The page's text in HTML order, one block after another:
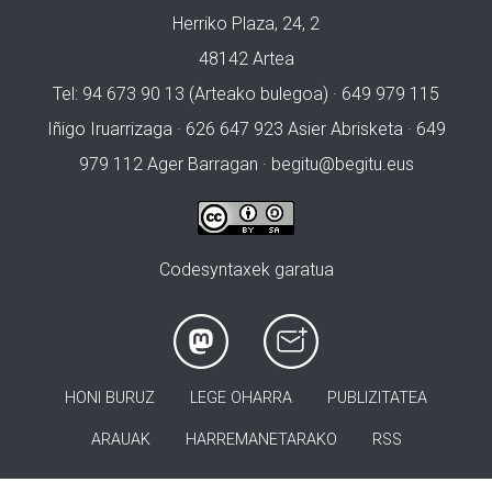
Herriko Plaza, 24, 2
48142 Artea
Tel: 94 673 90 13 (Arteako bulegoa) · 649 979 115
Iñigo Iruarrizaga · 626 647 923 Asier Abrisketa · 649
979 112 Ager Barragan · begitu@begitu.eus
Codesyntaxek garatua
HONI BURUZ LEGE OHARRA PUBLIZITATEA
ARAUAK HARREMANETARAKO RSS